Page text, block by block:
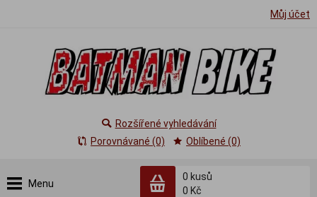
Můj účet
Menu
0 kusů
0 Kč
Rozšířené vyhledávání
Porovnávané (0)
Oblíbené (0)